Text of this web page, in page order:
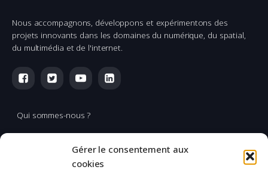
Gérer le consentement aux
cookies
Nous accompagnons, développons et expérimentons des
projets innovants dans les domaines du numérique, du spatial,
du multimédia et de l'internet.
Qui sommes-nous ?
Multimédia
Réalisation & production vidéo